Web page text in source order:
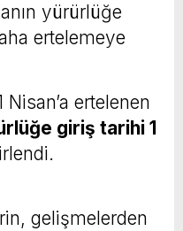
yürürlüğe
ertelemeye
ertelenen
giriş tarihi 1
gelişmelerden